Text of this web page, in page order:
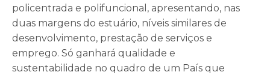
policentrada e polifuncional, apresentando, nas
duas margens do estuário, níveis similares de
desenvolvimento, prestação de serviços e
emprego. Só ganhará qualidade e
sustentabilidade no quadro de um País que